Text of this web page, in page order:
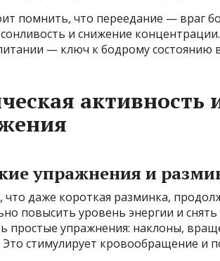
помнить, что переедание — враг
и снижение
— ключ к бодрому состоянию
активность
упражнения и
что даже короткая разминка,
повысить уровень энергии и
простые упражнения: наклоны,
Это стимулирует кровообращение и